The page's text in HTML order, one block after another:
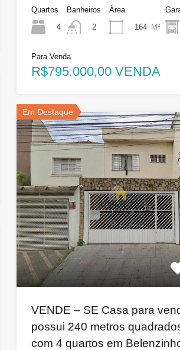
Quartos
4
Banheiros
2
Área
164
M²
Para Venda
R$795.000,00 VENDA
Em Destaque
VENDE – SE Casa para
possui 240 metros
com 4 quartos em